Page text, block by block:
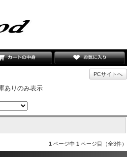
PCサイトへ
ありのみ表示
1 ページ中 1 ページ目（全3件）